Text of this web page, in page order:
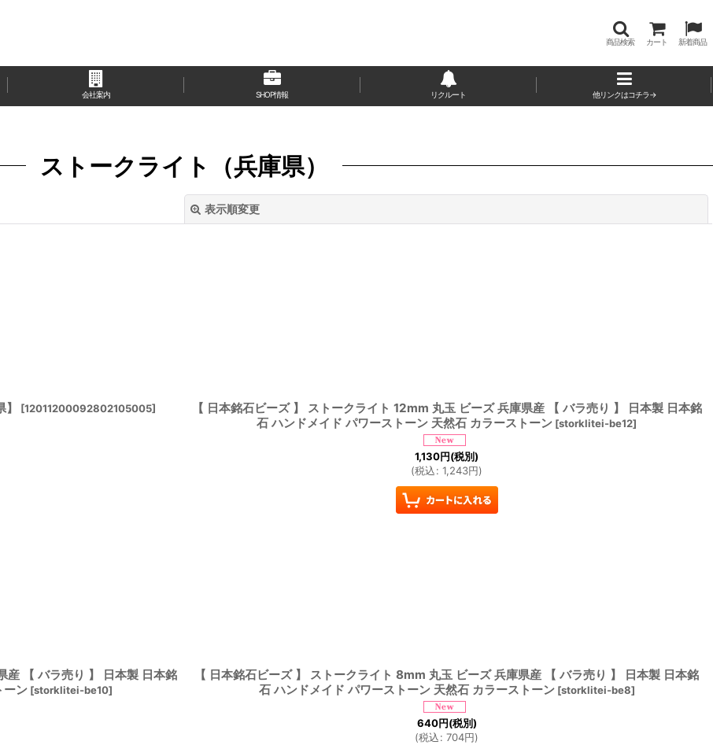
商品検索 カート 新着商品
会社案内 SHOP情報 リクルート 他リンクはコチラ→
ストークライト（兵庫県）
表示順変更
[12011200092802105005]
【 日本銘石ビーズ 】 ストークライト 12mm 丸玉 ビーズ 兵庫県産 【 バラ売り 】 日本製 日本銘
石 ハンドメイド パワーストーン 天然石 カラーストーン [storklitei-be12]
1,130円(税別)
(税込: 1,243円)
産 【 バラ売り 】 日本製 日本銘
ーン [storklitei-be10]
【 日本銘石ビーズ 】 ストークライト 8mm 丸玉 ビーズ 兵庫県産 【 バラ売り 】 日本製 日本銘
石 ハンドメイド パワーストーン 天然石 カラーストーン [storklitei-be8]
640円(税別)
(税込: 704円)